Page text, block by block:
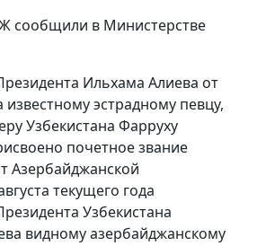
сообщили в Министерстве
Ильхама Алиева от
известному эстрадному певцу,
Узбекистана Фарруху
почетное звание
Азербайджанской
текущего года
Узбекистана
видному азербайджанскому